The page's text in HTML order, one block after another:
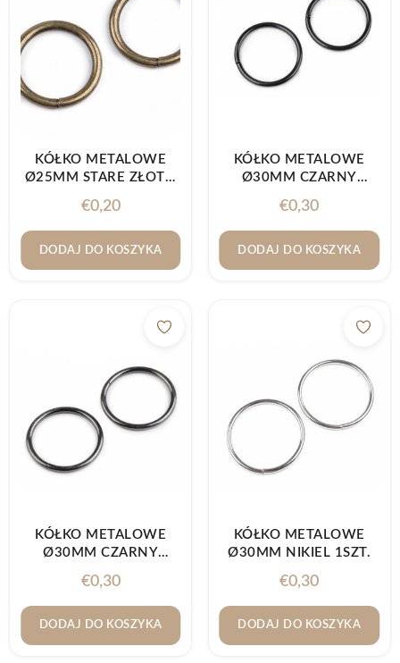
KÓŁKO METALOWE
Ø25MM STARE ZŁOTO
€0,20
DODAJ DO KOSZYKA
KÓŁKO METALOWE
Ø30MM CZARNY
€0,30
DODAJ DO KOSZYKA
KÓŁKO METALOWE
Ø30MM CZARNY
€0,30
DODAJ DO KOSZYKA
KÓŁKO METALOWE
Ø30MM NIKIEL 1SZT.
€0,30
DODAJ DO KOSZYKA